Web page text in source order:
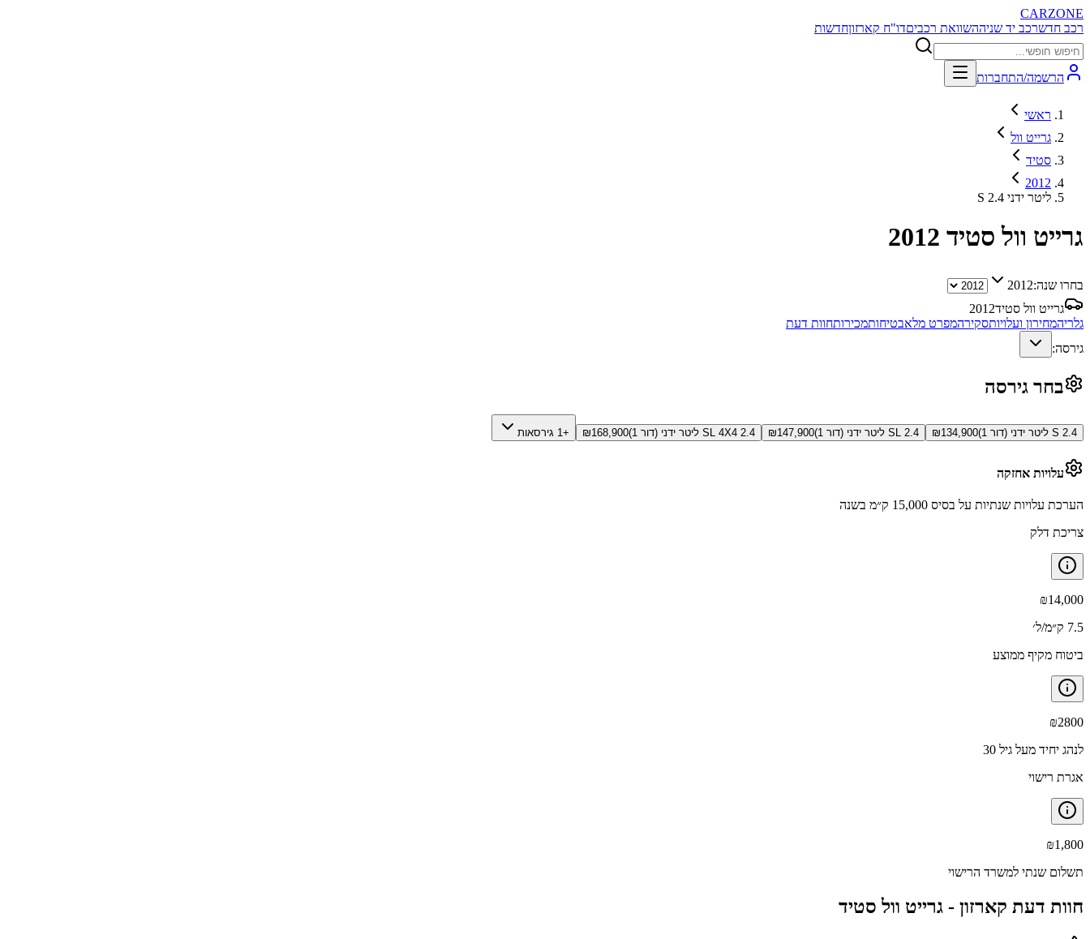
CARZONE
רכב חדשרכב יד שניההשוואת רכביםדו"ח קארזוןחדשות
הרשמה/התחברות
ראשי
גרייט וול
סטיד
2012
S 2.4 ליטר ידני
גרייט וול סטיד 2012
בחרו שנה:2012
גרייט וול סטיד2012
גלריהמחירון ועלויותסקירהמפרט מלאבטיחותמכירותחוות דעת
גירסה:
בחר גירסה
S 2.4 ליטר ידני (דור 1) ₪134,900 SL 2.4 ליטר ידני (דור 1) ₪147,900 SL 4X4 2.4 ליטר ידני (דור 1) ₪168,900 +1 גירסאות
עלויות אחזקה
הערכת עלויות שנתיות על בסיס 15,000 ק״מ בשנה
צריכת דלק
₪14,000
7.5 ק״מ/ל׳
ביטוח מקיף ממוצע
₪2800
לנהג יחיד מעל גיל 30
אגרת רישוי
₪1,800
תשלום שנתי למשרד הרישוי
חוות דעת קארזון - גרייט וול סטיד